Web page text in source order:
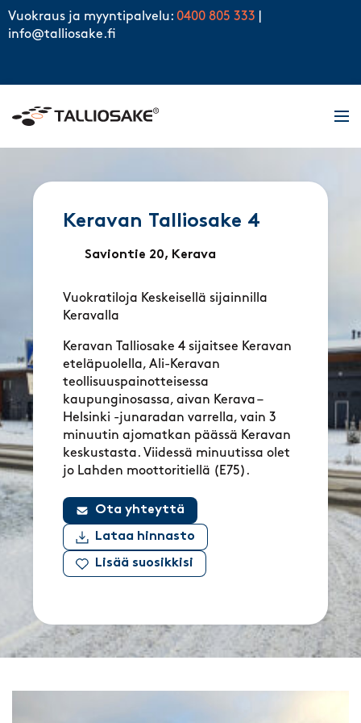
Skip to content
Vuokraus ja myyntipalvelu: 0400 805 333
info@talliosake.fi
Keravan Talliosake 4
Saviontie 20, Kerava
Vuokratiloja Keskeisellä sijainnilla
Keravalla
Keravan Talliosake 4 sijaitsee Keravan
eteläpuolella, Ali-Keravan
teollisuuspainotteisessa
kaupunginosassa, aivan Kerava –
Helsinki -junaradan varrella, vain 3
minuutin ajomatkan päässä Keravan
keskustasta. Viidessä minuutissa olet
jo Lahden moottoritiellä (E75).
Ota yhteyttä
Lataa hinnasto
Lisää suosikkisi